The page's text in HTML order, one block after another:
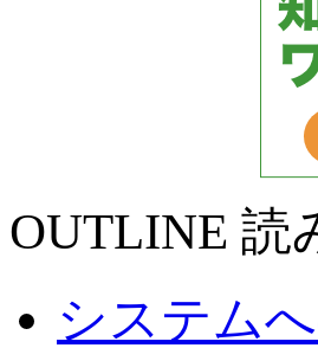
OUTLINE 読
システム